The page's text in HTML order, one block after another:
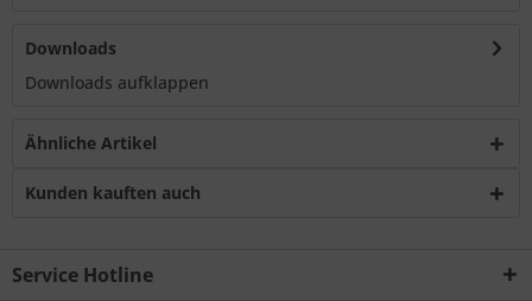
Downloads
Downloads aufklappen
Ähnliche Artikel
Kunden kauften auch
Service Hotline